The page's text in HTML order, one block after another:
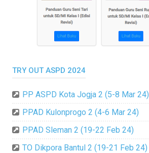
TRY OUT ASPD 2024
PP ASPD Kota Jogja 2 (5-8 Mar 24)
PPAD Kulonprogo 2 (4-6 Mar 24)
PPAD Sleman 2 (19-22 Feb 24)
TO Dikpora Bantul 2 (19-21 Feb 24)